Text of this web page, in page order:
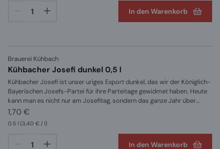
süffig. In den letzten Jahren hat sich dieser Bierstil in großen Teilen
Bayerns als bevorzugte Biersorte etabliert. ZUTATEN : Wasser,
In den Warenkorb
Brauerei Kühbach
Kühbacher Josefi dunkel 0,5 l
Kühbacher Josefi ist unser uriges Export dunkel, das wir der Königlich-
Bayerischen Josefs-Partei für ihre Parteitage gewidmet haben. Heute
kann man es nicht nur am Josefitag, sondern das ganze Jahr über
genießen. Bei 5,5 Vol. % ist es tief malzig im Aroma, aber nicht süß und
daher unheimlich süffig. Dunkles Export — Was ist das eigentlich? Das
dunkle Export ist einer der unterschätzten Bierstile Bayerns. Weniger
körperreicher als ein Helles, malziger als ein Pils, mit den typischen
1,70 €
0.5 l (3,40 € / l)
In den Warenkorb